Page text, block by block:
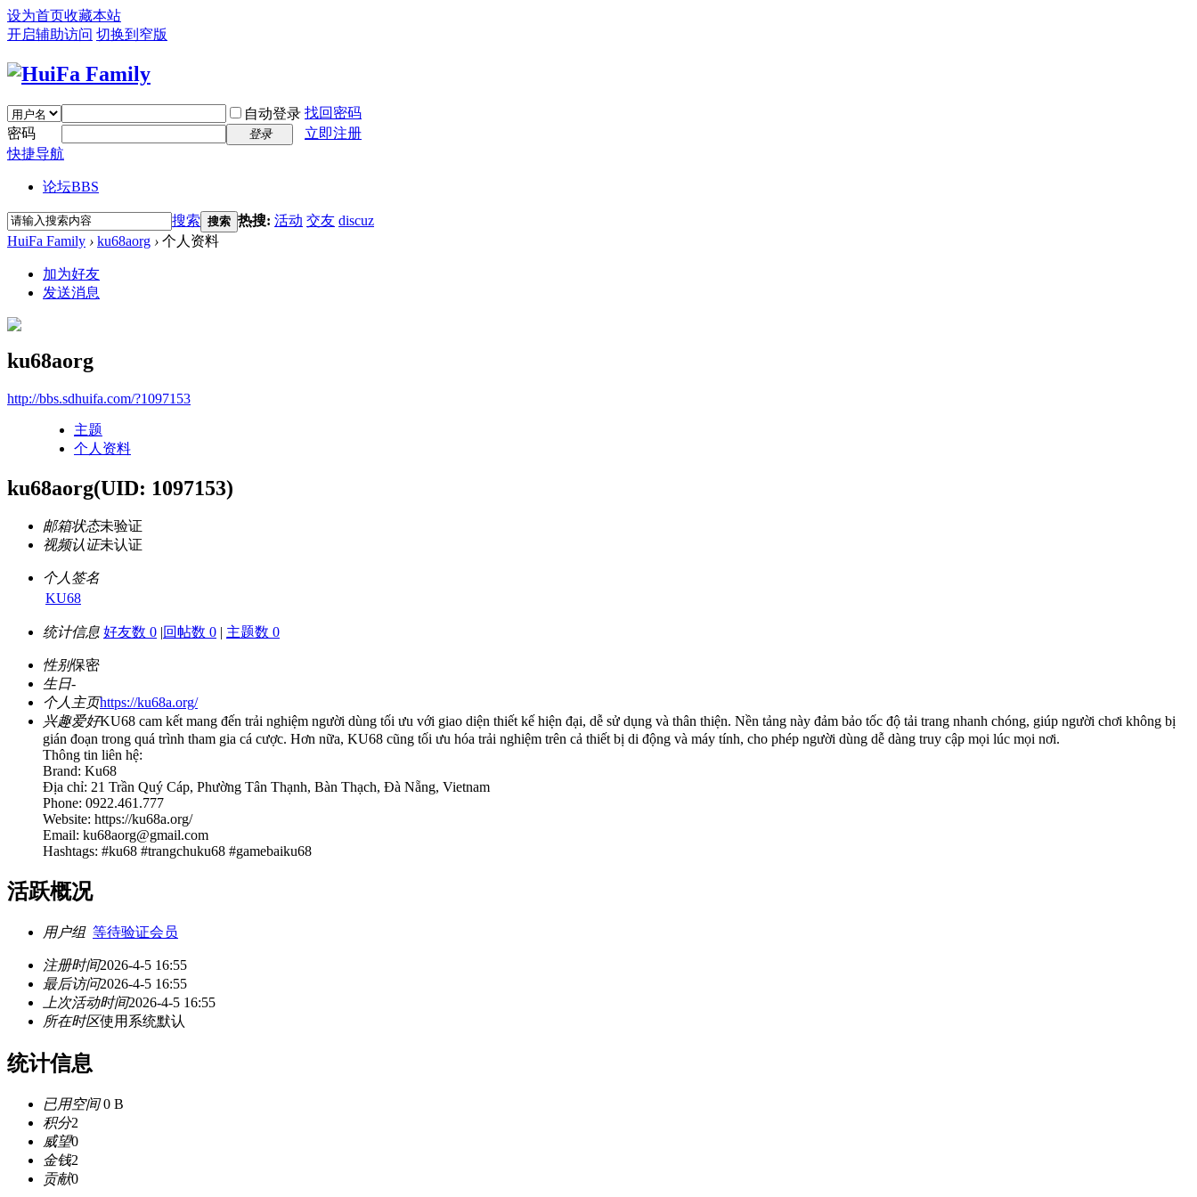
设为首页收藏本站
开启辅助访问 切换到窄版
自动登录 找回密码
密码
登录
立即注册
快捷导航
论坛BBS
搜索 搜索 热搜: 活动 交友 discuz
HuiFa Family › ku68aorg › 个人资料
加为好友
发送消息
ku68aorg
http://bbs.sdhuifa.com/?1097153
主题
个人资料
ku68aorg(UID: 1097153)
邮箱状态未验证
视频认证未认证
个人签名
KU68
统计信息 好友数 0 |回帖数 0 | 主题数 0
性别保密
生日-
个人主页https://ku68a.org/
兴趣爱好KU68 cam kết mang đến trải nghiệm người dùng tối ưu với giao diện thiết kế hiện đại, dễ sử dụng và thân thiện. Nền tảng này đảm bảo tốc độ tải trang nhanh chóng, giúp người chơi không bị
gián đoạn trong quá trình tham gia cá cược. Hơn nữa, KU68 cũng tối ưu hóa trải nghiệm trên cả thiết bị di động và máy tính, cho phép người dùng dễ dàng truy cập mọi lúc mọi nơi.
Thông tin liên hệ:
Brand: Ku68
Địa chỉ: 21 Trần Quý Cáp, Phường Tân Thạnh, Bàn Thạch, Đà Nẵng, Vietnam
Phone: 0922.461.777
Website: https://ku68a.org/
Email: ku68aorg@gmail.com
Hashtags: #ku68 #trangchuku68 #gamebaiku68
活跃概况
用户组 等待验证会员
注册时间2026-4-5 16:55
最后访问2026-4-5 16:55
上次活动时间2026-4-5 16:55
所在时区使用系统默认
统计信息
已用空间0 B
积分2
威望0
金钱2
贡献0